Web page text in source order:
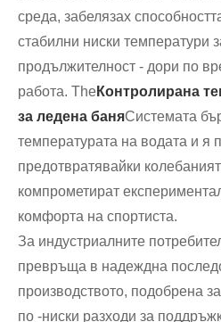
среда, забелязах
стабилни ниски температури
продължителност - дори по
работа. TheКонтролирана
за ледена баняСистемата
температурата на водата и я
предотвратявайки
компрометират
комфорта на спортиста.
За индустриалните
превръща в надеждна
производството, подобрена
по -ниски разходи за